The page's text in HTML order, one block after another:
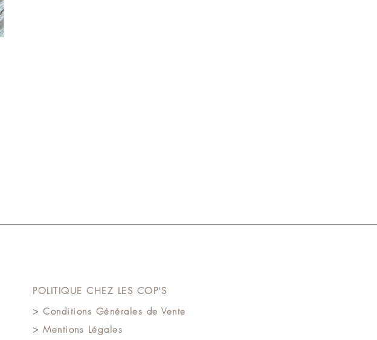
POLITIQUE CHEZ LES COP'S
> Conditions Générales de Vente
> Mentions Légales​